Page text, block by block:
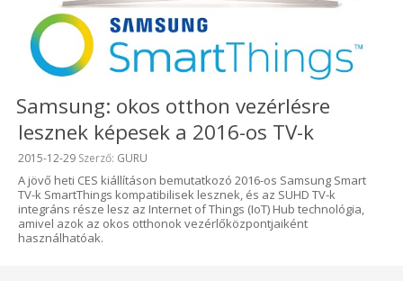
Samsung: okos otthon vezérlésre
lesznek képesek a 2016-os TV-k
Beküldve:
2015-12-29 Szerző: GURU
A jövő heti CES kiállításon bemutatkozó 2016-os Samsung Smart
TV-k SmartThings kompatibilisek lesznek, és az SUHD TV-k
integráns része lesz az Internet of Things (IoT) Hub technológia,
amivel azok az okos otthonok vezérlőközpontjaiként
használhatóak.